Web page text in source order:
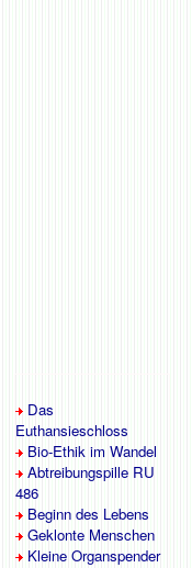
Das
Euthansieschloss
Bio-Ethik im Wandel
Abtreibungspille RU
486
Beginn des Lebens
Geklonte Menschen
Kleine Organspender